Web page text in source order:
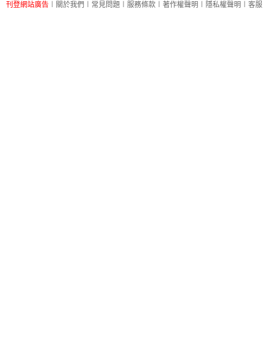
刊登網站廣告 關於我們 常見問題 服務條款 著作權聲明 隱私權聲明 客服